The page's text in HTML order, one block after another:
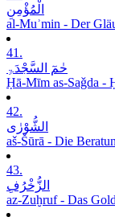
الْمُؤْمِنِ
al-Muʾmin - Der
41.
حٰمٓ السَّجْدَۃِ
Ḥā-Mīm as-Saǧda -
42.
الشُّوْرٰی
aš-Šūrā - Die
43.
الزُّخْرُفِ
az-Zuḫruf - Das Gold